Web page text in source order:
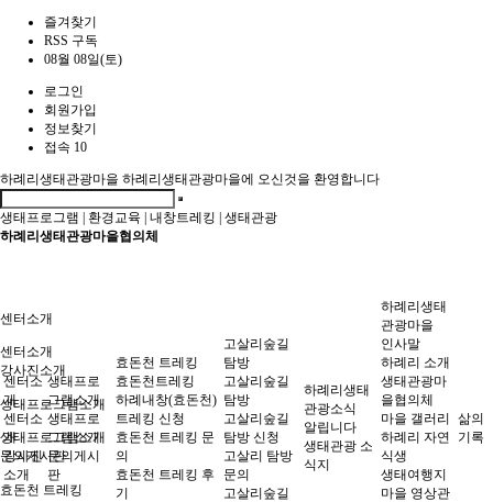
즐겨찾기
RSS 구독
08월 08일(토)
로그인
회원가입
정보찾기
접속 10
하례리생태관광마을 하례리생태관광마을에 오신것을 환영합니다
생태프로그램 환경교육 내창트레킹
생태관광
하례리생태관광마을협의체
센터소개
센터소개
강사진소개
생태프로그램소개
생태프로그램소개
문의게시판
효돈천 트레킹
센터소
개
센터소
개
강사진
소개
생태프로
그램소개
생태프로
그램소개
문의게시
판
효돈천 트레킹
효돈천트레킹
하례내창(효돈천)
트레킹 신청
효돈천 트레킹 문
의
효돈천 트레킹 후
기
고살리숲길
탐방
고살리숲길
탐방
고살리숲길
탐방 신청
고살리 탐방
문의
고살리숲길
하례리생태
관광소식
알립니다
생태관광 소
식지
하례리생태
관광마을
인사말
하례리 소개
생태관광마
을협의체
마을 갤러리
하례리 자연
식생
생태여행지
마을 영상관
삶의
기록